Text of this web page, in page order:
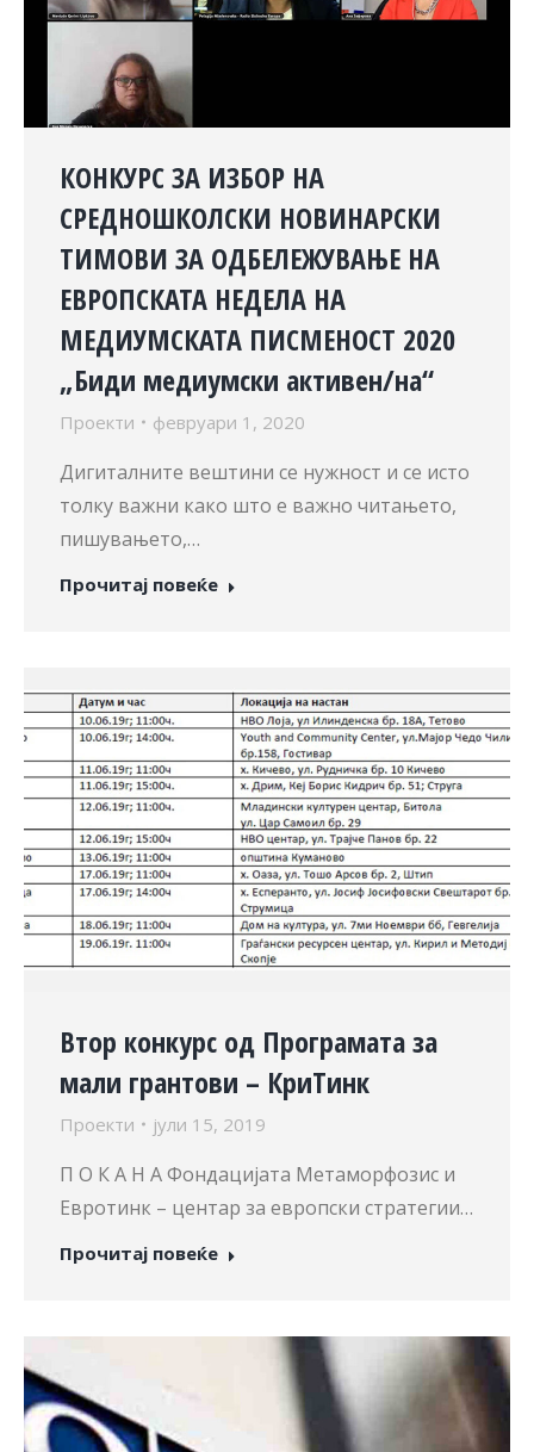
КОНКУРС ЗА ИЗБОР НА
СРЕДНОШКОЛСКИ НОВИНАРСКИ
ТИМОВИ ЗА ОДБЕЛЕЖУВАЊЕ НА
ЕВРОПСКАТА НЕДЕЛА НА
МЕДИУМСКАТА ПИСМЕНОСТ 2020
„Биди медиумски активен/на“
Проекти февруари 1, 2020
Дигиталните вештини се нужност и се исто
толку важни како што е важно читањето,
пишувањето,…
Прочитај повеќе
Втор конкурс од Програмата за
мали грантови – КриТинк
Проекти јули 15, 2019
П О К А Н А Фондацијата Метаморфозис и
Евротинк – центар за европски стратегии…
Прочитај повеќе